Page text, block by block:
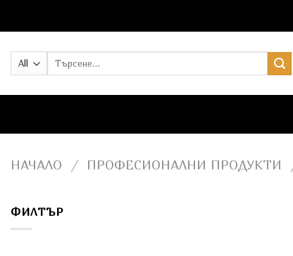
Търсене
НАЧАЛО / ПРОФЕСИОНАЛНИ ПРОДУКТИ
ФИЛТЪР